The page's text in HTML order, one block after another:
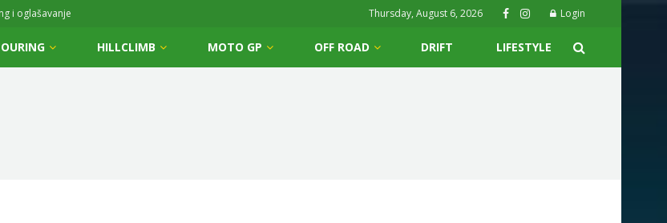
i oglašavanje Thursday, August 6, 2026 Login
HILLCLIMB MOTO GP OFF ROAD DRIFT LIFESTYLE